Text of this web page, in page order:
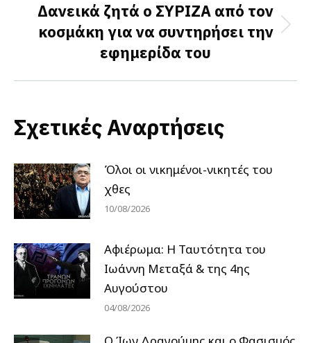
Next
post:
Δανεικά ζητά ο ΣΥΡΙΖΑ από τον
κοσμάκη για να συντηρήσει την
εφημερίδα του
Σχετικές Αναρτήσεις
Όλοι οι νικημένοι-νικητές του
χθες
10/08/2026
Αφιέρωμα: Η Ταυτότητα του
Ιωάννη Μεταξά & της 4ης
Αυγούστου
04/08/2026